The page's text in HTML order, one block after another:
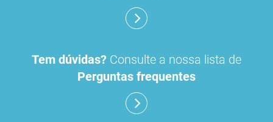
Tem dúvidas? Consulte a nossa lista de
Perguntas frequentes